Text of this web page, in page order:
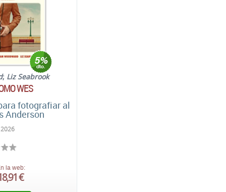
; Liz Seabrook
WES
fotografiar al
Anderson
la web:
€